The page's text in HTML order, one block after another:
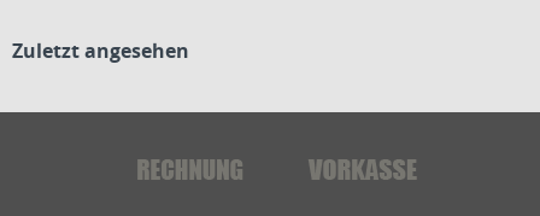
Zuletzt angesehen